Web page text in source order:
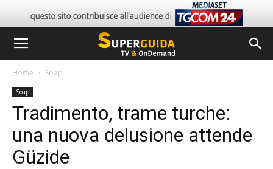
Home Soap
Soap
Tradimento, trame turche:
una nuova delusione attende
Güzide